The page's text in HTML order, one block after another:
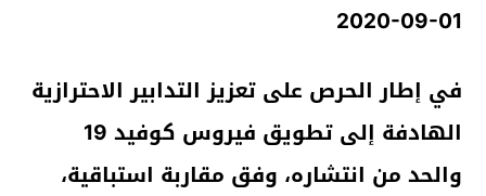
2020-09-01
في إطار الحرص على تعزيز التدابير الاحترازية
الهادفة إلى تطويق فيروس كوفيد 19
والحد من انتشاره، وفق مقاربة استباقية،